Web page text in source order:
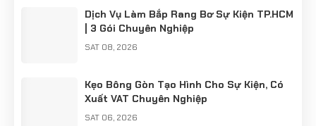
Dịch Vụ Làm Bắp Rang Bơ Sự Kiện TP.HCM
| 3 Gói Chuyên Nghiệp
SAT 08, 2026
Kẹo Bông Gòn Tạo Hình Cho Sự Kiện, Có
Xuất VAT Chuyên Nghiệp
SAT 06, 2026